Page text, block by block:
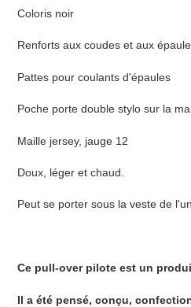
Coloris noir
Renforts aux coudes et aux
Pattes pour coulants d'épaules
Poche porte double stylo sur la
Maille jersey, jauge 12
Doux, léger et chaud.
Peut se porter sous la veste de
Ce pull-over pilote est un
Il a été pensé, conçu,